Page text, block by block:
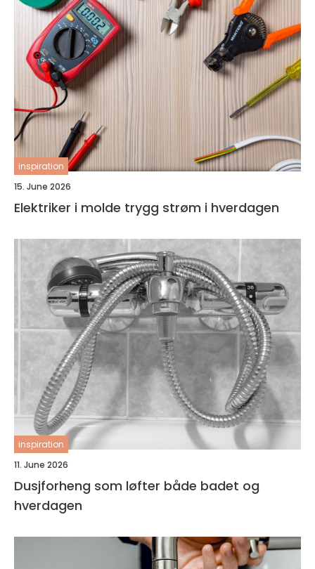
inspiration
15. June 2026
Elektriker i molde trygg strøm i hverdagen
inspiration
11. June 2026
Dusjforheng som løfter både badet og
hverdagen